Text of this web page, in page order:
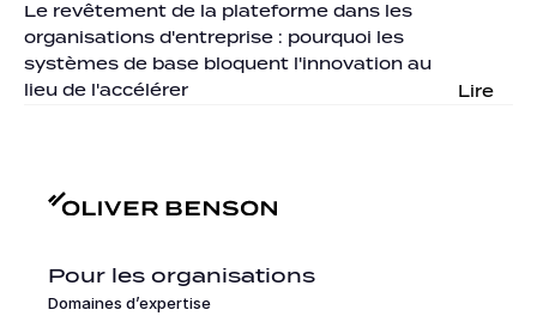
Le revêtement de la plateforme dans les
organisations d'entreprise : pourquoi les
systèmes de base bloquent l'innovation au
lieu de l'accélérer
Lire
Pour les organisations
Domaines d’expertise